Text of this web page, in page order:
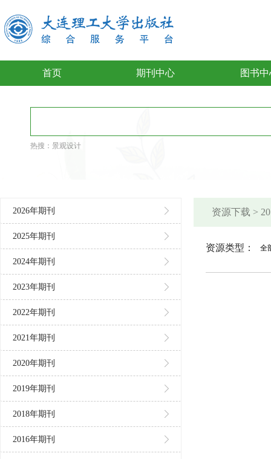
首页 期刊中心 图书中
热搜： 景观设计
2026年期刊
2025年期刊
2024年期刊
2023年期刊
2022年期刊
2021年期刊
2020年期刊
2019年期刊
2018年期刊
2016年期刊
资源下载 >
资源类型： 全